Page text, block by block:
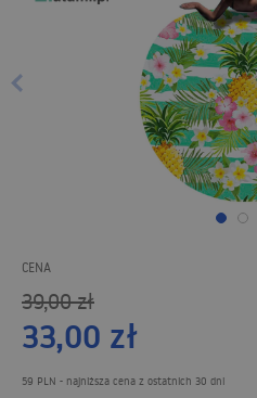
CENA
39,00zł
33,00 zł
59 PLN - najniższa cena z ostatnich 30 dni